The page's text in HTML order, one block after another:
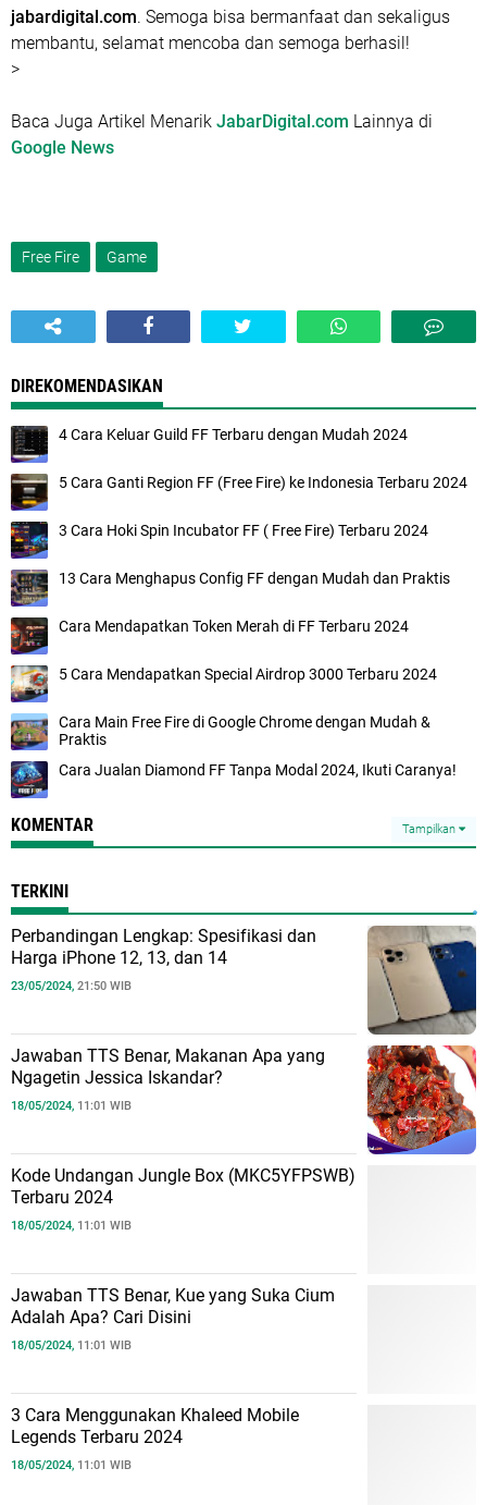
jabardigital.com. Semoga bisa bermanfaat dan sekaligus
membantu, selamat mencoba dan semoga berhasil!
>
Baca Juga Artikel Menarik JabarDigital.com Lainnya di
Google News
Free Fire Game
DIREKOMENDASIKAN
4 Cara Keluar Guild FF Terbaru dengan Mudah 2024
5 Cara Ganti Region FF (Free Fire) ke Indonesia Terbaru 2024
3 Cara Hoki Spin Incubator FF ( Free Fire) Terbaru 2024
13 Cara Menghapus Config FF dengan Mudah dan Praktis
Cara Mendapatkan Token Merah di FF Terbaru 2024
5 Cara Mendapatkan Special Airdrop 3000 Terbaru 2024
Cara Main Free Fire di Google Chrome dengan Mudah &
Praktis
Cara Jualan Diamond FF Tanpa Modal 2024, Ikuti Caranya!
KOMENTAR Tampilkan
TERKINI
Perbandingan Lengkap: Spesifikasi dan
Harga iPhone 12, 13, dan 14
23/05/2024, 21:50 WIB
Jawaban TTS Benar, Makanan Apa yang
Ngagetin Jessica Iskandar?
18/05/2024, 11:01 WIB
Kode Undangan Jungle Box (MKC5YFPSWB)
Terbaru 2024
18/05/2024, 11:01 WIB
Jawaban TTS Benar, Kue yang Suka Cium
Adalah Apa? Cari Disini
18/05/2024, 11:01 WIB
3 Cara Menggunakan Khaleed Mobile
Legends Terbaru 2024
18/05/2024, 11:01 WIB